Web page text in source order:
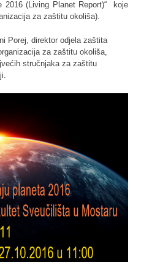
2016 (Living Planet Report)“ koje
za zaštitu okoliša).
Porej, direktor odjela zaštita
za zaštitu okoliša,
stručnjaka za zaštitu